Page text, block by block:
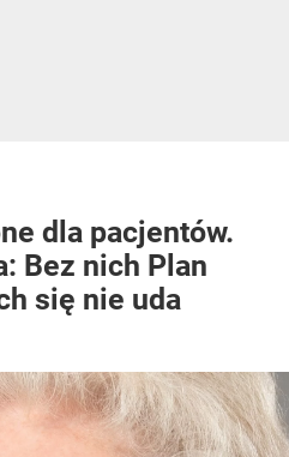
dla pacjentów.
Bez nich Plan
się nie uda